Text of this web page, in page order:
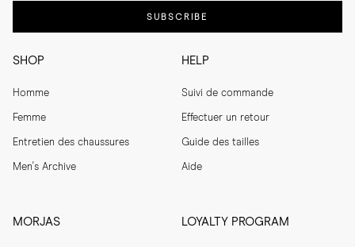
SHOP
Homme
Femme
Entretien des chaussures
Men's Archive
HELP
Suivi de commande
Effectuer un retour
Guide des tailles
Aide
MORJAS LOYALTY PROGRAM
SUBSCRIBE